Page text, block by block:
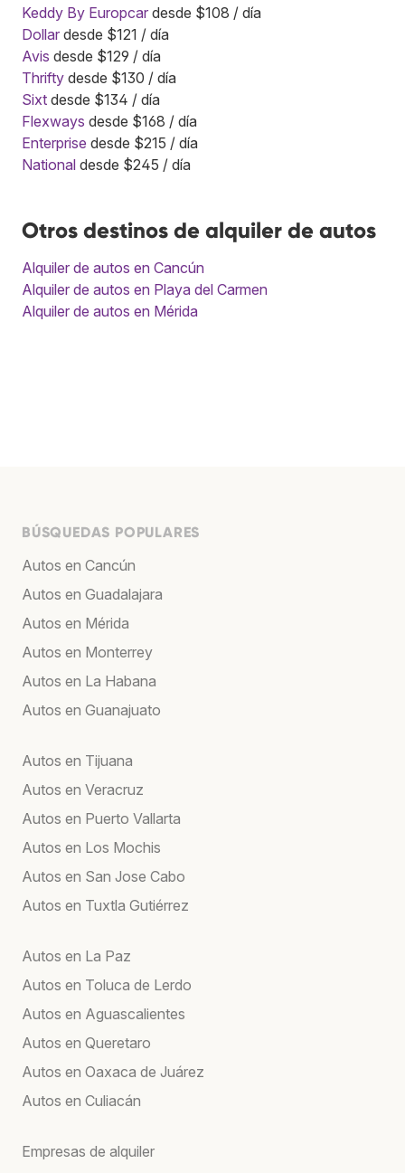
Keddy By Europcar desde $108 / día
Dollar desde $121 / día
Avis desde $129 / día
Thrifty desde $130 / día
Sixt desde $134 / día
Flexways desde $168 / día
Enterprise desde $215 / día
National desde $245 / día
Otros destinos de alquiler de autos
Alquiler de autos en Cancún
Alquiler de autos en Playa del Carmen
Alquiler de autos en Mérida
BÚSQUEDAS POPULARES
Autos en Cancún
Autos en Guadalajara
Autos en Mérida
Autos en Monterrey
Autos en La Habana
Autos en Guanajuato
Autos en Tijuana
Autos en Veracruz
Autos en Puerto Vallarta
Autos en Los Mochis
Autos en San Jose Cabo
Autos en Tuxtla Gutiérrez
Autos en La Paz
Autos en Toluca de Lerdo
Autos en Aguascalientes
Autos en Queretaro
Autos en Oaxaca de Juárez
Autos en Culiacán
Empresas de alquiler